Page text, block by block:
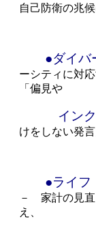
自己防衛の兆
●ダイバ
ーシティに対
「偏見や
インクル
けをしない発
●ライフ・
－ 家計の見直
え、